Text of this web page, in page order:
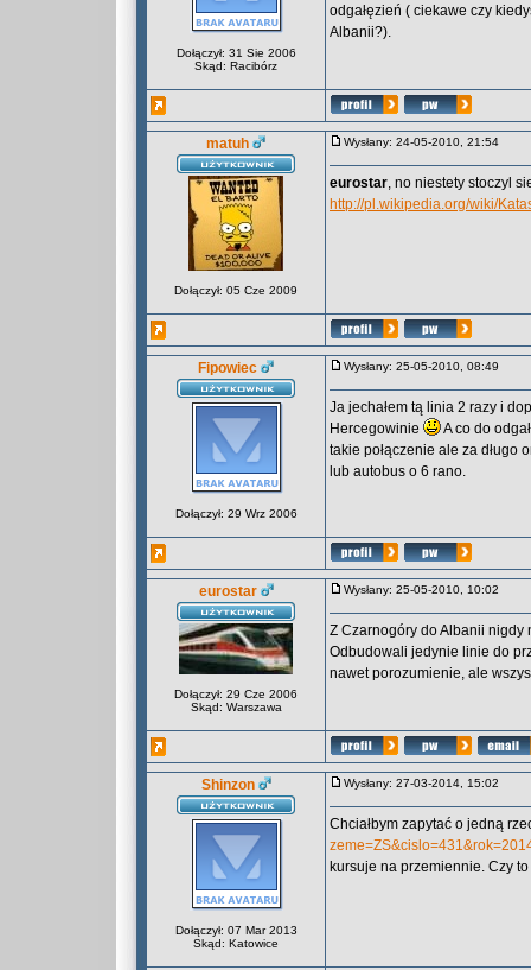
Dołączył: 31 Sie 2006
Skąd: Racibórz
odgałęzień ( ciekawe czy
Albanii?).
matuh
Dołączył: 05 Cze 2009
Wysłany: 24-05-2010, 21:54
eurostar, no niestety stoczyl
http://pl.wikipedia.org/wiki/
Fipowiec
Dołączył: 29 Wrz 2006
Wysłany: 25-05-2010, 08:49
Ja jechałem tą linia 2 razy i
Hercegowinie
A co do
takie połączenie ale za długo
lub autobus o 6 rano.
eurostar
Dołączył: 29 Cze 2006
Skąd: Warszawa
Wysłany: 25-05-2010, 10:02
Z Czarnogóry do Albanii nigdy
Odbudowali jedynie linie do
nawet porozumienie, ale
Shinzon
Dołączył: 07 Mar 2013
Skąd: Katowice
Wysłany: 27-03-2014, 15:02
Chciałbym zapytać o jedną
kursuje na przemiennie. Czy